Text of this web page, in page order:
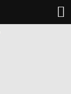
דילוג
לתוכן